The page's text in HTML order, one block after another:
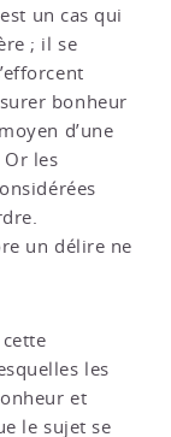
un cas qui
; il se
bonheur
d’une
les
un délire ne
les
et
le sujet se